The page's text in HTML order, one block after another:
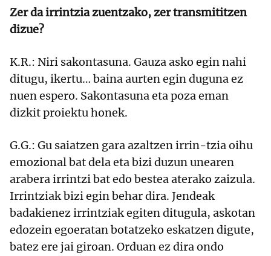
Zer da irrintzia zuentzako, zer transmititzen
dizue?
K.R.: Niri sakontasuna. Gauza asko egin nahi
ditugu, ikertu… baina aurten egin duguna ez
nuen espero. Sakontasuna eta poza eman
dizkit proiektu honek.
G.G.: Gu saiatzen gara azaltzen irrin-tzia oihu
emozional bat dela eta bizi duzun unearen
arabera irrintzi bat edo bestea aterako zaizula.
Irrintziak bizi egin behar dira. Jendeak
badakienez irrintziak egiten ditugula, askotan
edozein egoeratan botatzeko eskatzen digute,
batez ere jai giroan. Orduan ez dira ondo